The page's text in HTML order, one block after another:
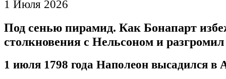
1 Июля 2026
Под сенью пирамид. Как Бонапарт
столкновения с Нельсоном и
1 июля 1798 года Наполеон высадился в